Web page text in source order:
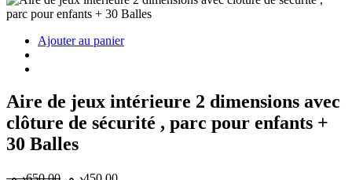
Ajouter au panier
Aire de jeux intérieure 2 dimensions avec
clôture de sécurité , parc pour enfants +
30 Balles
Le
Le